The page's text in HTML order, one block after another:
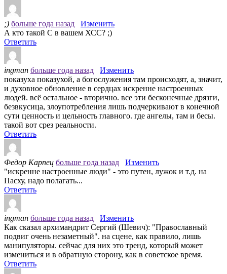
;) больше года назад
Изменить
А кто такой С в вашем ХСС? ;)
Ответить
ingman больше года назад
Изменить
показуха показухой, а богослужения там происходят, а, значит,
и духовное обновление в сердцах искренне настроенных
людей. всё остальное - вторично. все эти бесконечные дрязги,
безвкусица, злоупотребления лишь подчеркивают в конечной
сути ценность и цельность главного. где ангелы, там и бесы.
такой вот срез реальности.
Ответить
Федор Карпец больше года назад
Изменить
"искренне настроенные люди" - это путен, лужок и т.д. на
Пасху, надо полагать...
Ответить
ingman больше года назад
Изменить
Как сказал архимандрит Сергий (Шевич): "Православный
подвиг очень незаметный". на сцене, как правило, лишь
манипуляторы. сейчас для них это тренд, который может
измениться и в обратную сторону, как в советское время.
Ответить